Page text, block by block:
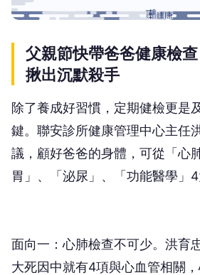
父親節快帶爸爸健康檢
揪出沉默殺手
除了養成好習慣，定期健檢更是
鍵。聯安診所健康管理中心主任
議，顧好爸爸的身體，可從「心
胃」、「泌尿」、「功能醫學」4
面向一：心肺檢查不可少。洪育
大死因中就有4項與心血管相關